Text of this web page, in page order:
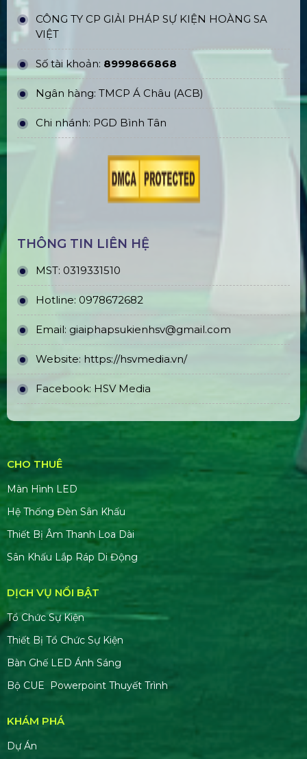
CÔNG TY CP GIẢI PHÁP SỰ KIỆN HOÀNG SA
VIỆT
Số tài khoản: 8999866868
Ngân hàng: TMCP Á Châu (ACB)
Chi nhánh: PGD Bình Tân
THÔNG TIN LIÊN HỆ
MST: 0319331510
Hotline: 0978672682
Email: giaiphapsukienhsv@gmail.com
Website: https://hsvmedia.vn/
Facebook: HSV Media
CHO THUÊ
Màn Hình LED
Hệ Thống Đèn Sân Khấu
Thiết Bị Âm Thanh Loa Dài
Sân Khấu Lắp Ráp Di Động
DỊCH VỤ NỔI BẬT
Tổ Chức Sự Kiện
Thiết Bị Tổ Chức Sự Kiện
Bàn Ghế LED Ánh Sáng
Bộ CUE Powerpoint Thuyết Trình
KHÁM PHÁ
Dự Án